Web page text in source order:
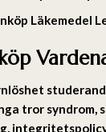
Läkemedel
tror syndrom,